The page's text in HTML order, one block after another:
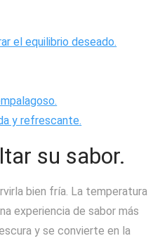
el equilibrio deseado.
y refrescante.
su sabor.
bien fría. La temperatura
experiencia de sabor más
y se convierte en la